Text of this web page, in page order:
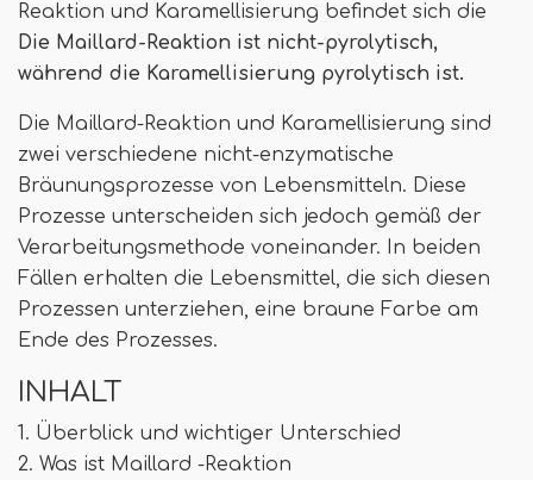
Reaktion und Karamellisierung befindet sich die
Die Maillard-Reaktion ist nicht-pyrolytisch,
während die Karamellisierung pyrolytisch ist.
Die Maillard-Reaktion und Karamellisierung sind
zwei verschiedene nicht-enzymatische
Bräunungsprozesse von Lebensmitteln. Diese
Prozesse unterscheiden sich jedoch gemäß der
Verarbeitungsmethode voneinander. In beiden
Fällen erhalten die Lebensmittel, die sich diesen
Prozessen unterziehen, eine braune Farbe am
Ende des Prozesses.
INHALT
1. Überblick und wichtiger Unterschied
2. Was ist Maillard -Reaktion